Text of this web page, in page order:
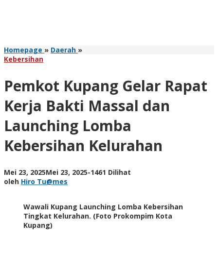
Homepage » Daerah »Pemkot
Kerja
Bakti
Massal
dan
Launching
Lomba
Kebersihan
Kelurahan
Kebersihan
Pemkot Kupang Gelar Rapat
Kerja Bakti Massal dan
Launching Lomba
Kebersihan Kelurahan
Mei 23, 2025Mei 23, 2025oleh
-1461 Dilihat
oleh Hiro Tu@mes
Wawali Kupang Launching Lomba Kebersihan
Tingkat Kelurahan. (Foto Prokompim Kota
Kupang)